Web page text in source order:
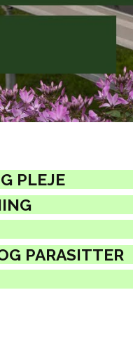
PLEJE
PARASITTER